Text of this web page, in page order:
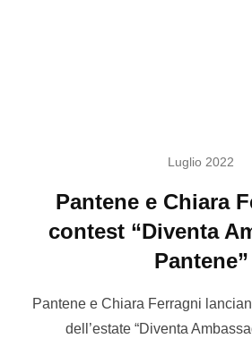
Luglio 2022
Pantene e Chiara
contest “Diventa
Pantene”
Pantene e Chiara Ferragni
dell’estate “Diventa